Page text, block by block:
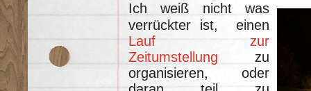
Ich weiß nicht was
verrückter ist, einen
Lauf zur
Zeitumstellung zu
organisieren, oder